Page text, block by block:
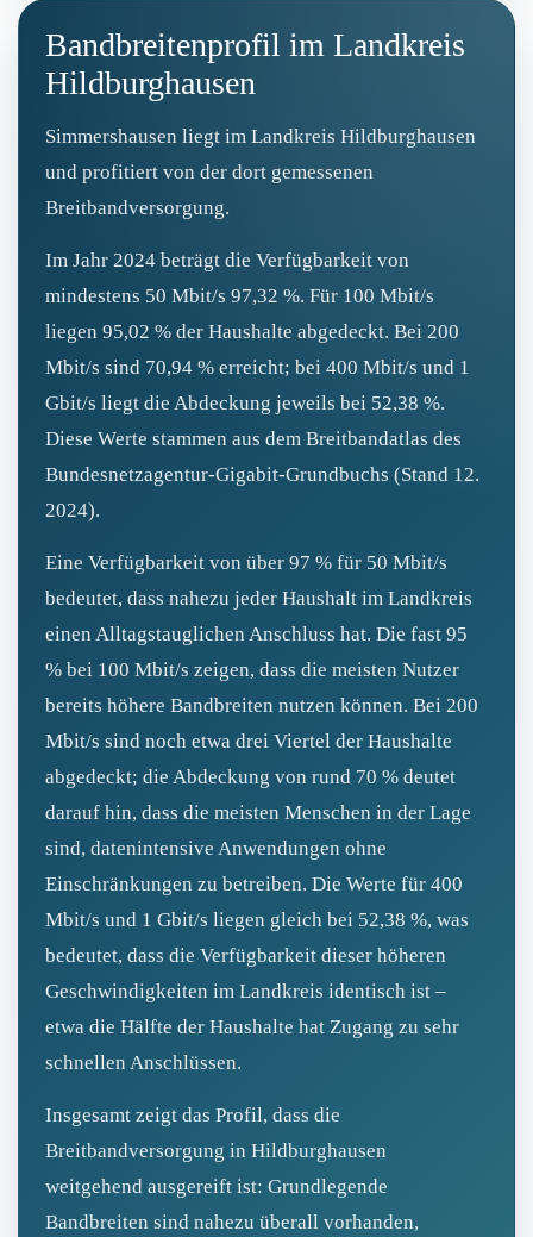
Bandbreitenprofil im Landkreis
Hildburghausen
Simmershausen liegt im Landkreis Hildburghausen
und profitiert von der dort gemessenen
Breitbandversorgung.
Im Jahr 2024 beträgt die Verfügbarkeit von
mindestens 50 Mbit/s 97,32 %. Für 100 Mbit/s
liegen 95,02 % der Haushalte abgedeckt. Bei 200
Mbit/s sind 70,94 % erreicht; bei 400 Mbit/s und 1
Gbit/s liegt die Abdeckung jeweils bei 52,38 %.
Diese Werte stammen aus dem Breitbandatlas des
Bundesnetzagentur‑Gigabit‑Grundbuchs (Stand 12.
2024).
Eine Verfügbarkeit von über 97 % für 50 Mbit/s
bedeutet, dass nahezu jeder Haushalt im Landkreis
einen Alltagstauglichen Anschluss hat. Die fast 95
% bei 100 Mbit/s zeigen, dass die meisten Nutzer
bereits höhere Bandbreiten nutzen können. Bei 200
Mbit/s sind noch etwa drei Viertel der Haushalte
abgedeckt; die Abdeckung von rund 70 % deutet
darauf hin, dass die meisten Menschen in der Lage
sind, datenintensive Anwendungen ohne
Einschränkungen zu betreiben. Die Werte für 400
Mbit/s und 1 Gbit/s liegen gleich bei 52,38 %, was
bedeutet, dass die Verfügbarkeit dieser höheren
Geschwindigkeiten im Landkreis identisch ist –
etwa die Hälfte der Haushalte hat Zugang zu sehr
schnellen Anschlüssen.
Insgesamt zeigt das Profil, dass die
Breitbandversorgung in Hildburghausen
weitgehend ausgereift ist: Grundlegende
Bandbreiten sind nahezu überall vorhanden,